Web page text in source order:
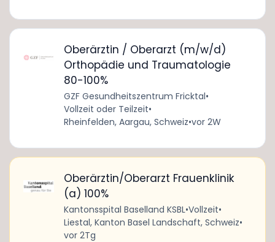
Oberärztin / Oberarzt (m/w/d)
Orthopädie und Traumatologie
80-100%
GZF Gesundheitszentrum Fricktal•
Vollzeit oder Teilzeit•
Rheinfelden, Aargau, Schweiz•vor 2W
Oberärztin/Oberarzt Frauenklinik
(a) 100%
Kantonsspital Baselland KSBL•Vollzeit•
Liestal, Kanton Basel Landschaft, Schweiz•
vor 2Tg